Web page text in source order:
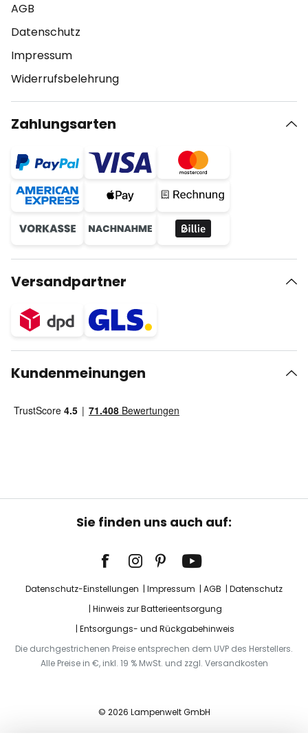
AGB
Datenschutz
Impressum
Widerrufsbelehrung
Zahlungsarten
Versandpartner
Kundenmeinungen
Sie finden uns auch auf:
Datenschutz-Einstellungen Impressum AGB
Datenschutz
Hinweis zur Batterieentsorgung
Entsorgungs- und Rückgabehinweis
Die durchgestrichenen Preise entsprechen dem UVP des Herstellers.
Alle Preise in €, inkl. 19 % MwSt. und zzgl. Versandkosten
© 2026 Lampenwelt GmbH